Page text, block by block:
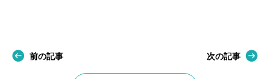
前の記事 次の記事